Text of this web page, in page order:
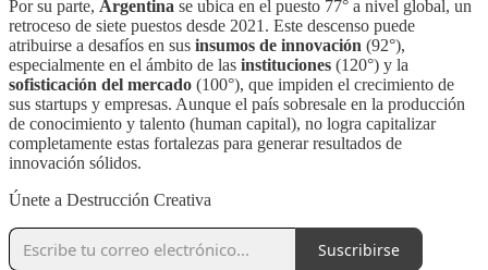
Por su parte, Argentina se ubica en el puesto 77° a nivel global, un
retroceso de siete puestos desde 2021. Este descenso puede
atribuirse a desafíos en sus insumos de innovación (92°),
especialmente en el ámbito de las instituciones (120°) y la
sofisticación del mercado (100°), que impiden el crecimiento de
sus startups y empresas. Aunque el país sobresale en la producción
de conocimiento y talento (human capital), no logra capitalizar
completamente estas fortalezas para generar resultados de
innovación sólidos.
Únete a Destrucción Creativa
Suscribirse